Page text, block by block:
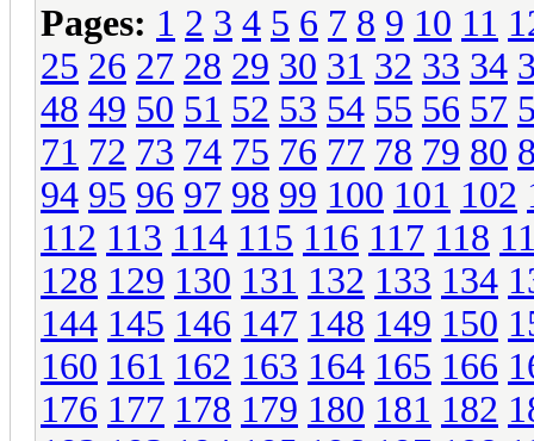
Pages: 1 2 3 4 5 6 7 8 9 10 11
25 26 27 28 29 30 31 32 33 34
48 49 50 51 52 53 54 55 56 57
71 72 73 74 75 76 77 78 79 80
94 95 96 97 98 99 100 101 102
112 113 114 115 116 117 118
128 129 130 131 132 133 134
144 145 146 147 148 149 150
160 161 162 163 164 165 166
176 177 178 179 180 181 182